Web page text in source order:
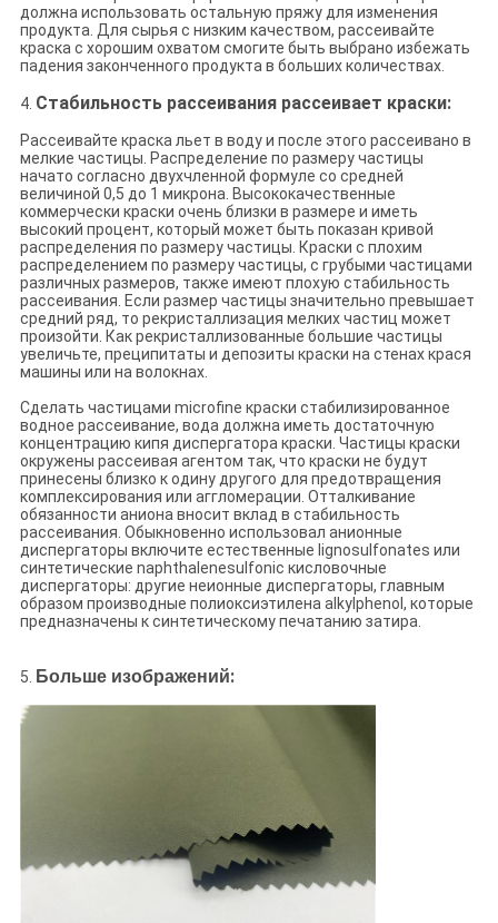
должна использовать остальную пряжу для изменения
продукта. Для сырья с низким качеством, рассеивайте
краска с хорошим охватом смогите быть выбрано избежать
падения законченного продукта в больших количествах.
4. Стабильность рассеивания рассеивает краски:
Рассеивайте краска льет в воду и после этого рассеивано в
мелкие частицы. Распределение по размеру частицы
начато согласно двухчленной формуле со средней
величиной 0,5 до 1 микрона. Высококачественные
коммерчески краски очень близки в размере и иметь
высокий процент, который может быть показан кривой
распределения по размеру частицы. Краски с плохим
распределением по размеру частицы, с грубыми частицами
различных размеров, также имеют плохую стабильность
рассеивания. Если размер частицы значительно превышает
средний ряд, то рекристаллизация мелких частиц может
произойти. Как рекристаллизованные большие частицы
увеличьте, преципитаты и депозиты краски на стенах крася
машины или на волокнах.
Сделать частицами microfine краски стабилизированное
водное рассеивание, вода должна иметь достаточную
концентрацию кипя диспергатора краски. Частицы краски
окружены рассеивая агентом так, что краски не будут
принесены близко к одину другого для предотвращения
комплексирования или аггломерации. Отталкивание
обязанности аниона вносит вклад в стабильность
рассеивания. Обыкновенно использовал анионные
диспергаторы включите естественные lignosulfonates или
синтетические naphthalenesulfonic кисловочные
диспергаторы: другие неионные диспергаторы, главным
образом производные полиоксиэтилена alkylphenol, которые
предназначены к синтетическому печатанию затира.
5. Больше изображений: